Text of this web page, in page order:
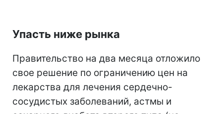
Упасть ниже рынка
Правительство на два месяца отложило
свое решение по ограничению цен на
лекарства для лечения сердечно-
сосудистых заболеваний, астмы и